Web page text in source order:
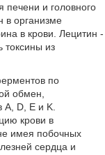
печени и головного
в организме
в крови. Лецитин -
токсины из
по
обмен,
А, D, E и K.
крови в
имея побочных
сердца и